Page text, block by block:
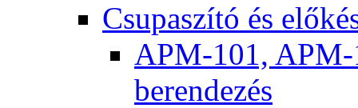
Csupaszító és
APM-101, APM-
berendezés